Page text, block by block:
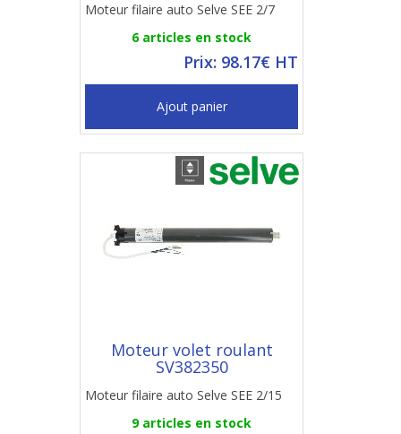
Moteur filaire auto Selve SEE 2/7
6 articles en stock
Prix: 98.17€ HT
Ajout panier
Moteur volet roulant
SV382350
Moteur filaire auto Selve SEE 2/15
9 articles en stock